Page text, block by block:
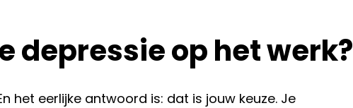
depressie op het werk?
het eerlijke antwoord is: dat is jouw keuze. Je